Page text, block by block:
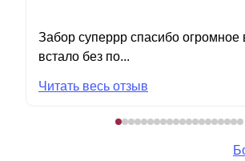
Забор суперрр спасибо огромное
встало без по...
Читать весь отзыв